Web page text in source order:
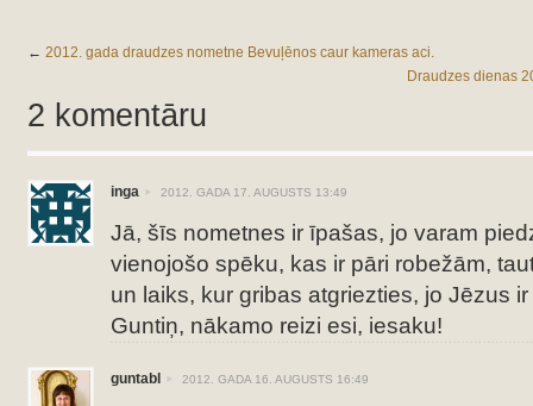
← 2012. gada draudzes nometne Bevuļēnos caur kameras aci.
Draudzes dienas
2 komentāru
inga 2012. GADA 17. AUGUSTS 13:49
Jā, šīs nometnes ir īpašas, jo varam
vienojošo spēku, kas ir pāri robežām,
un laiks, kur gribas atgriezties, jo Jēzus
Guntiņ, nākamo reizi esi, iesaku!
guntabl 2012. GADA 16. AUGUSTS 16:49